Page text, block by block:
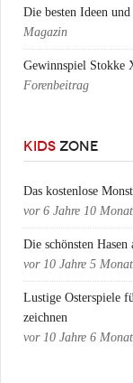
Die besten Ideen
Magazin
Gewinnspiel Stokke
Forenbeitrag
KIDS ZONE
Das kostenlose
vor 6 Jahre 10
Die schönsten
vor 10 Jahre 5
Lustige Osterspiele
zeichnen
vor 10 Jahre 6